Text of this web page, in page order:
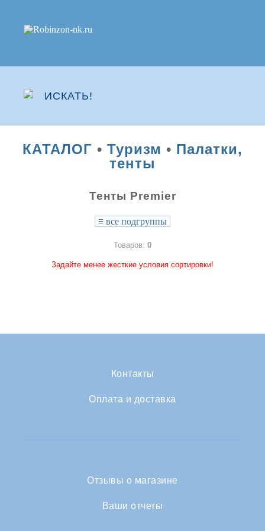
КАТАЛОГ • Туризм • Палатки,
тенты
Тенты Premier
≡ все подгруппы
Товаров: 0
Задайте менее жесткие условия сортировки!
Контакты
Оплата и доставка
Отзывы о магазине
Ваши отчеты